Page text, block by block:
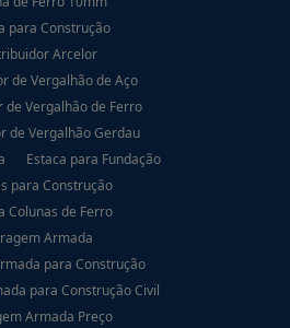
para Construção
Arcelor
de Vergalhão de Aço
de Vergalhão de Ferro
de Vergalhão Gerdau
Estaca para Fundação
para Construção
Colunas de Ferro
Armada
para Construção
para Construção Civil
Armada Preço